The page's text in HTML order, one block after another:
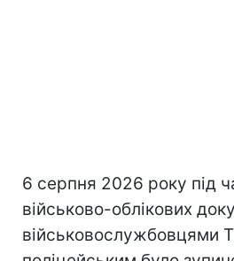
6 серпня 2026 року під
військово-облікових
військовослужбовцями